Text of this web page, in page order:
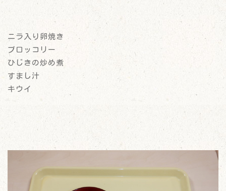
ニラ入り卵焼き
ブロッコリー
ひじきの炒め煮
すまし汁
キウイ